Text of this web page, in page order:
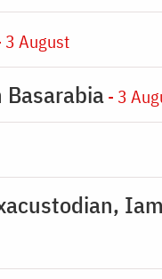
3 August
- 3